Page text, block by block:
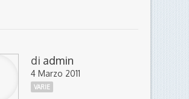
di admin
4 Marzo 2011
VARIE